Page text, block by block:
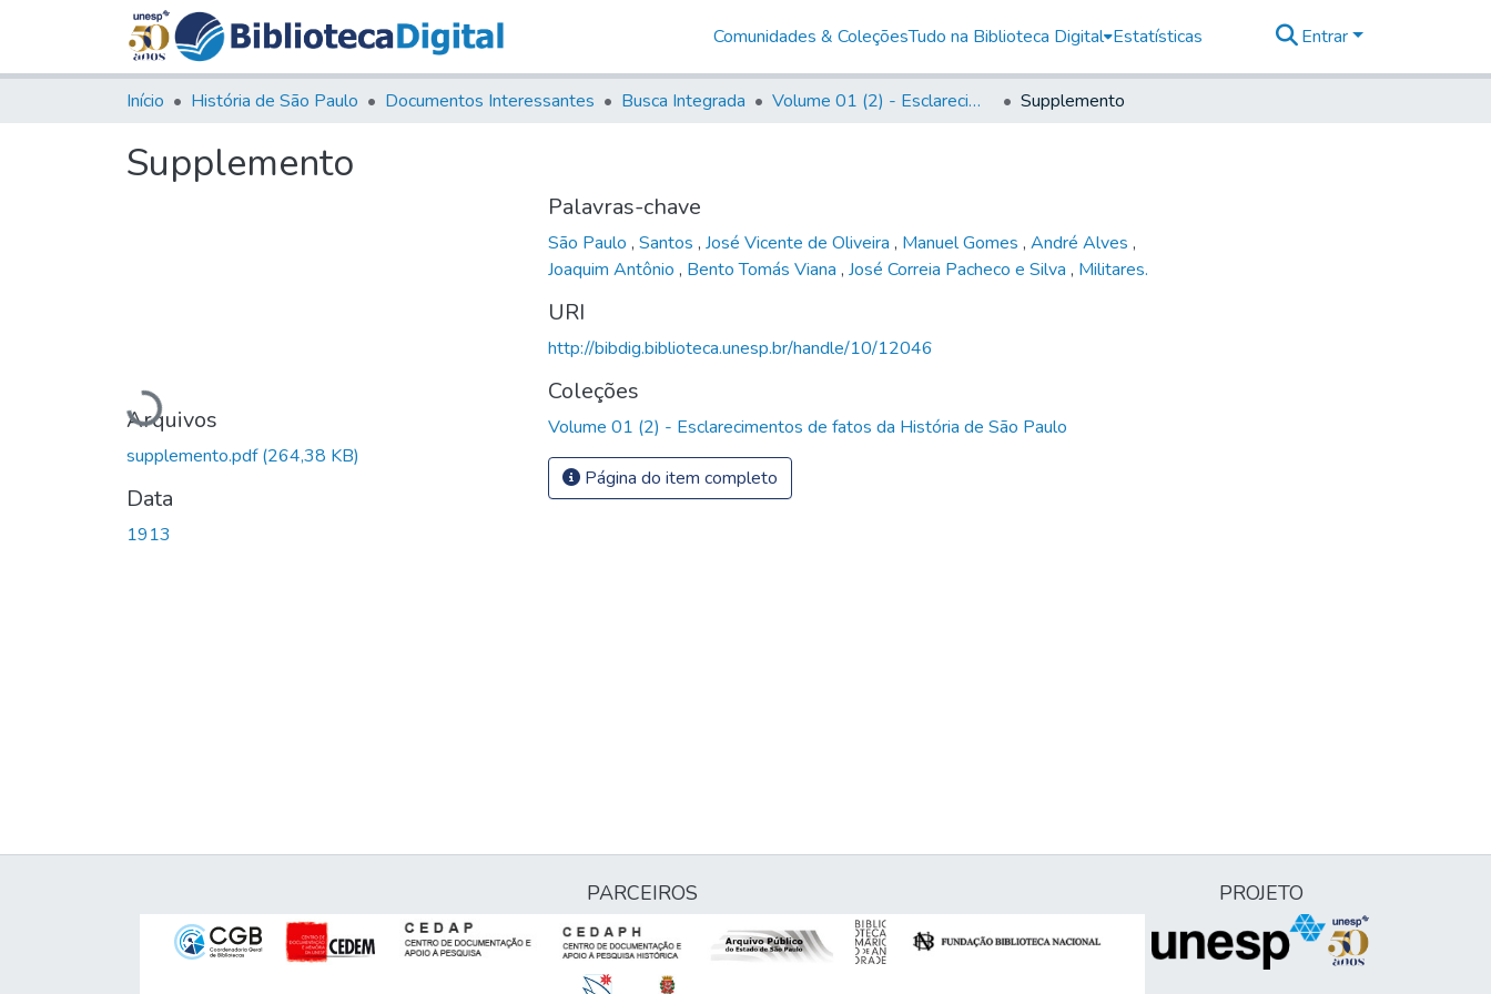
Comunidades & ColeçõesTudo na Biblioteca Digital Estatísticas Entrar
Início História de São Paulo Documentos Interessantes Busca Integrada Volume 01 (2) - Esclarecimentos de fatos da História de São Paulo Supplemento
Supplemento
Carregando...
Arquivos
supplemento.pdf(264,38 KB)
Data
1913
Palavras-chave
São Paulo , Santos , José Vicente de Oliveira , Manuel Gomes , André Alves ,
Joaquim Antônio , Bento Tomás Viana , José Correia Pacheco e Silva , Militares.
URI
http://bibdig.biblioteca.unesp.br/handle/10/12046
Coleções
Volume 01 (2) - Esclarecimentos de fatos da História de São Paulo
Página do item completo
PARCEIROS PROJETO